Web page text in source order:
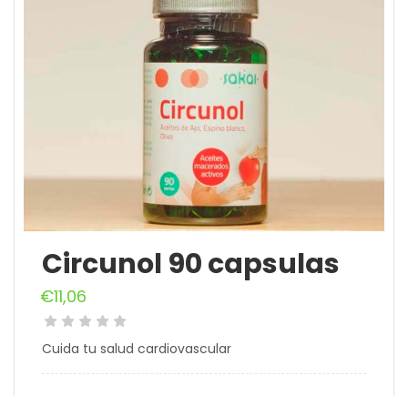
Circunol 90 capsulas
€11,06
Cuida tu salud cardiovascular